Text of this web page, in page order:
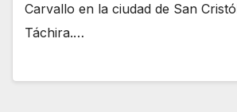
Carvallo en la ciudad de San
Táchira.…